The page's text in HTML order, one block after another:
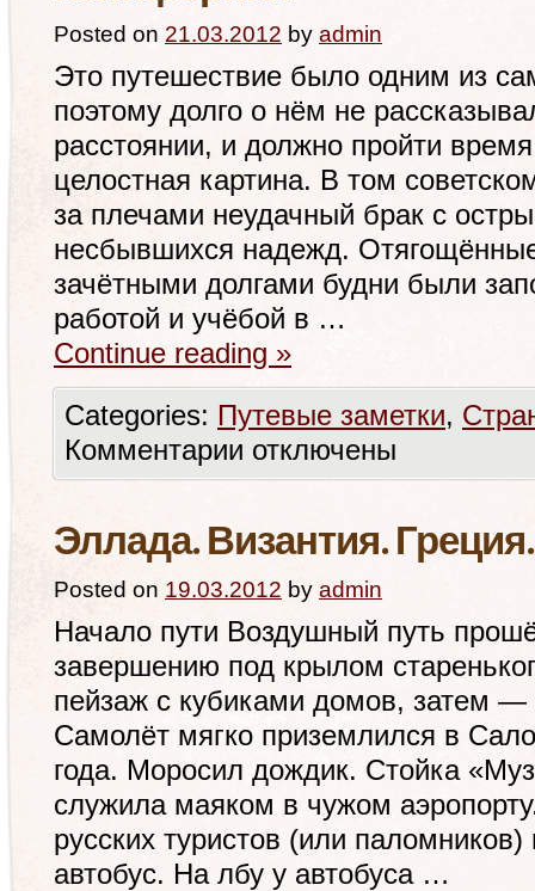
Posted on 21.03.2012 by admin
Это путешествие было одним из
поэтому долго о нём не
расстоянии, и должно пройти
целостная картина. В том
за плечами неудачный брак с
несбывшихся надежд.
зачётными долгами будни были
работой и учёбой в …
Continue reading »
Categories: Путевые заметки,
Комментарии отключены
Эллада. Византия. Греция.
Posted on 19.03.2012 by admin
Начало пути Воздушный путь
завершению под крылом
пейзаж с кубиками домов, затем —
Самолёт мягко приземлился в
года. Моросил дождик. Стойка
служила маяком в чужом
русских туристов (или паломников)
автобус. На лбу у автобуса …